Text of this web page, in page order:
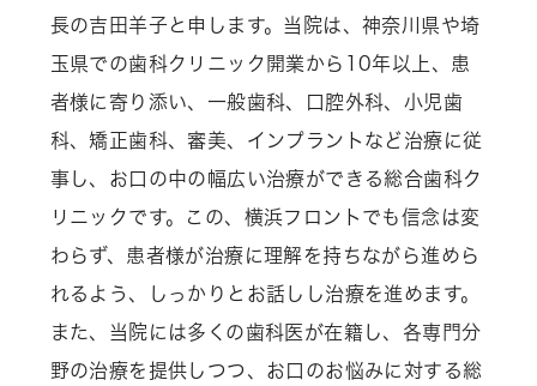
長の吉田羊子と申します。当院は、神奈川県や埼
玉県での歯科クリニック開業から10年以上、患
者様に寄り添い、一般歯科、口腔外科、小児歯
科、矯正歯科、審美、インプラントなど治療に従
事し、お口の中の幅広い治療ができる総合歯科ク
リニックです。この、横浜フロントでも信念は変
わらず、患者様が治療に理解を持ちながら進めら
れるよう、しっかりとお話しし治療を進めます。
また、当院には多くの歯科医が在籍し、各専門分
野の治療を提供しつつ、お口のお悩みに対する総